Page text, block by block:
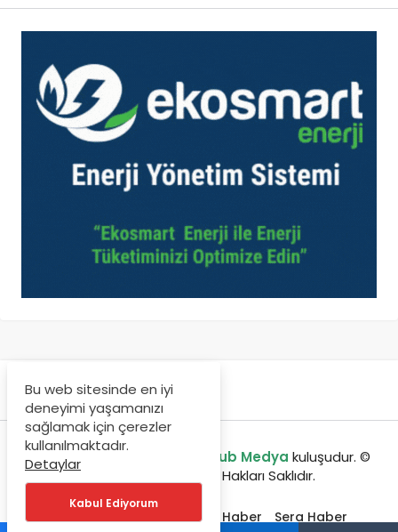
enerjibulteni.com bir GreenHub Medya kuluşudur. ©
Copyright 2020, Tüm Hakları Saklıdır.
Etkinlikler Jeotermal Haber Sera Haber
Bu web sitesinde en iyi
deneyimi yaşamanızı
sağlamak için çerezler
kullanılmaktadır.
Detaylar
Kabul Ediyorum